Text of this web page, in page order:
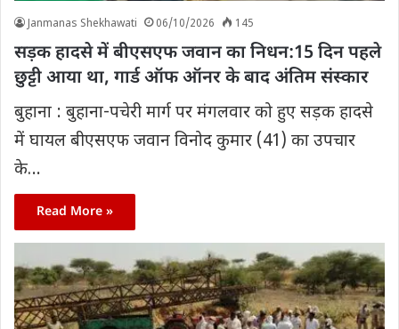
Janmanas Shekhawati 06/10/2026 145
सड़क हादसे में बीएसएफ जवान का निधन:15 दिन पहले
छुट्टी आया था, गार्ड ऑफ ऑनर के बाद अंतिम संस्कार
बुहाना : बुहाना-पचेरी मार्ग पर मंगलवार को हुए सड़क हादसे
में घायल बीएसएफ जवान विनोद कुमार (41) का उपचार
के…
Read More »